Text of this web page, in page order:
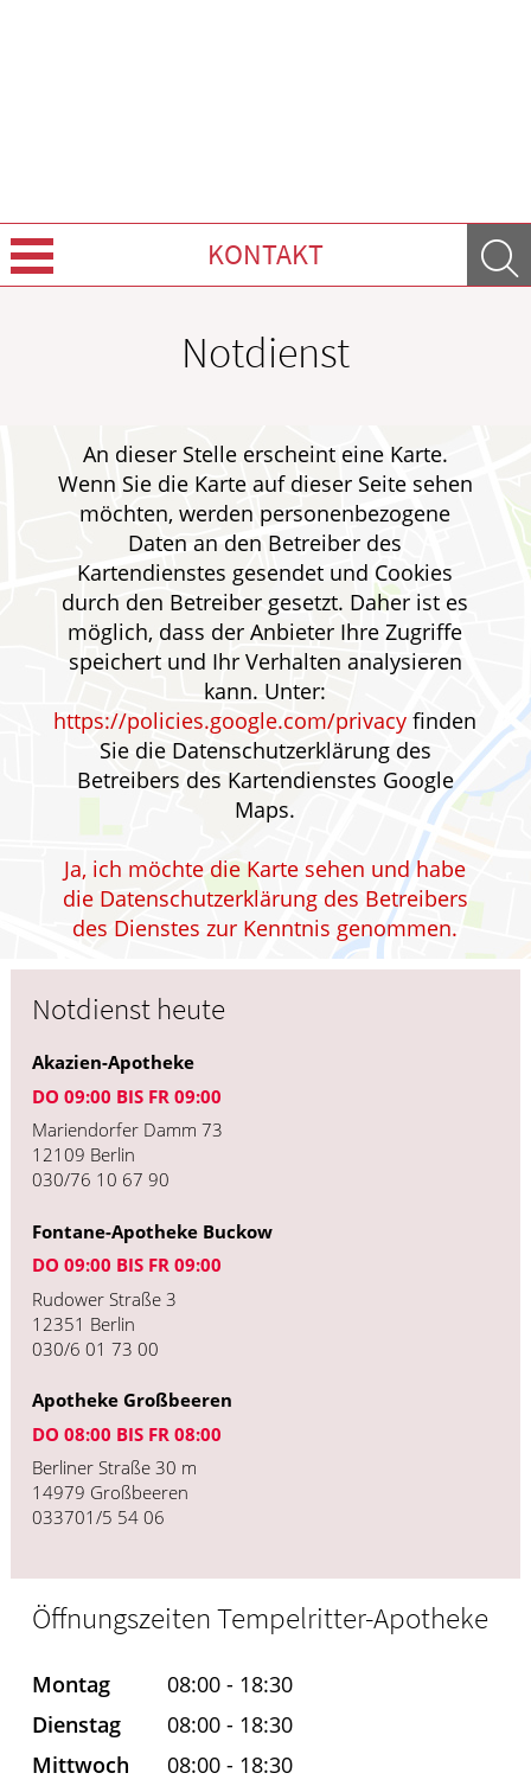
KONTAKT
Ratgeber
Krankheiten & Therapie
HOMÖOPATHIE
GESUND IM ALTER
Notdienst
An dieser Stelle erscheint eine Karte.
Wenn Sie die Karte auf dieser Seite sehen
möchten, werden personenbezogene
Daten an den Betreiber des
Kartendienstes gesendet und Cookies
durch den Betreiber gesetzt. Daher ist es
möglich, dass der Anbieter Ihre Zugriffe
speichert und Ihr Verhalten analysieren
kann. Unter:
https://policies.google.com/privacy finden
Sie die Datenschutzerklärung des
Betreibers des Kartendienstes Google
Maps.
Ja, ich möchte die Karte sehen und habe
die Datenschutzerklärung des Betreibers
des Dienstes zur Kenntnis genommen.
Notdienst heute
Akazien-Apotheke
DO 09:00 BIS FR 09:00
Mariendorfer Damm 73
12109 Berlin
030/76 10 67 90
Fontane-Apotheke Buckow
DO 09:00 BIS FR 09:00
Rudower Straße 3
12351 Berlin
030/6 01 73 00
Apotheke Großbeeren
DO 08:00 BIS FR 08:00
Berliner Straße 30 m
14979 Großbeeren
033701/5 54 06
Öffnungszeiten Tempelritter-Apotheke
Montag
08:00 - 18:30
Dienstag
08:00 - 18:30
Mittwoch
08:00 - 18:30